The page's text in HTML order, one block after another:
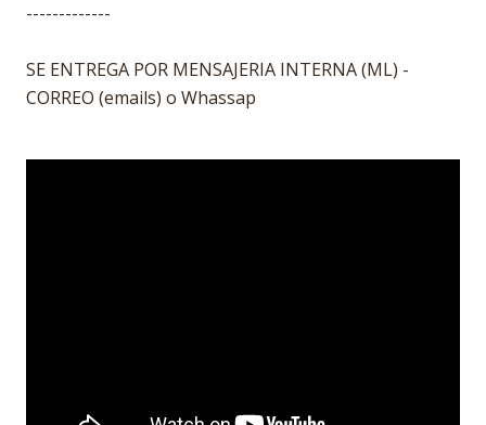
-------------
SE ENTREGA POR MENSAJERIA INTERNA (ML) -
CORREO (emails) o Whassap